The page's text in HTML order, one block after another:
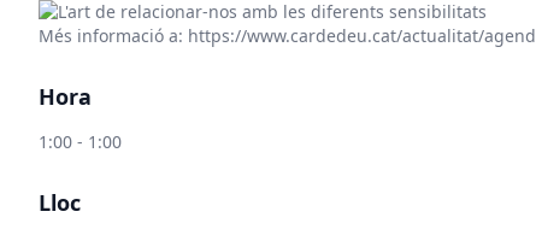
Més informació a: https://www.cardedeu.cat/actualitat/
Hora
1:00 - 1:00
Lloc